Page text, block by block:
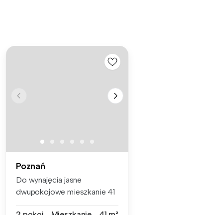
Poznań
Do wynajęcia jasne
dwupokojowe mieszkanie 41